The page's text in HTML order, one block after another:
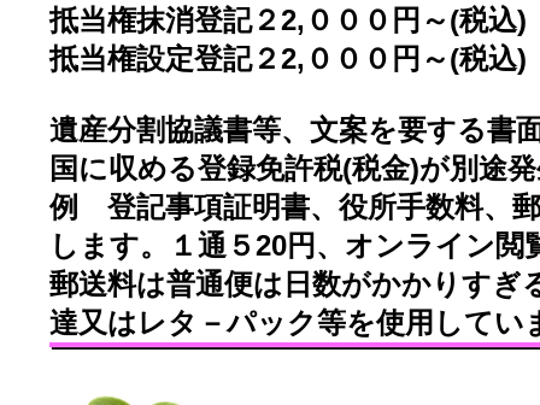
抵当権抹消登記２2,０００円～(税込)
抵当権設定登記２2,０００円～(税込)
遺産分割協議書等、文案を要する書
国に収める登録免許税(税金)が別途
例 登記事項証明書、役所手数料、
します。１通５20円、オンライン閲
郵送料は普通便は日数がかかりすぎ
達又はレタ－パック等を使用してい